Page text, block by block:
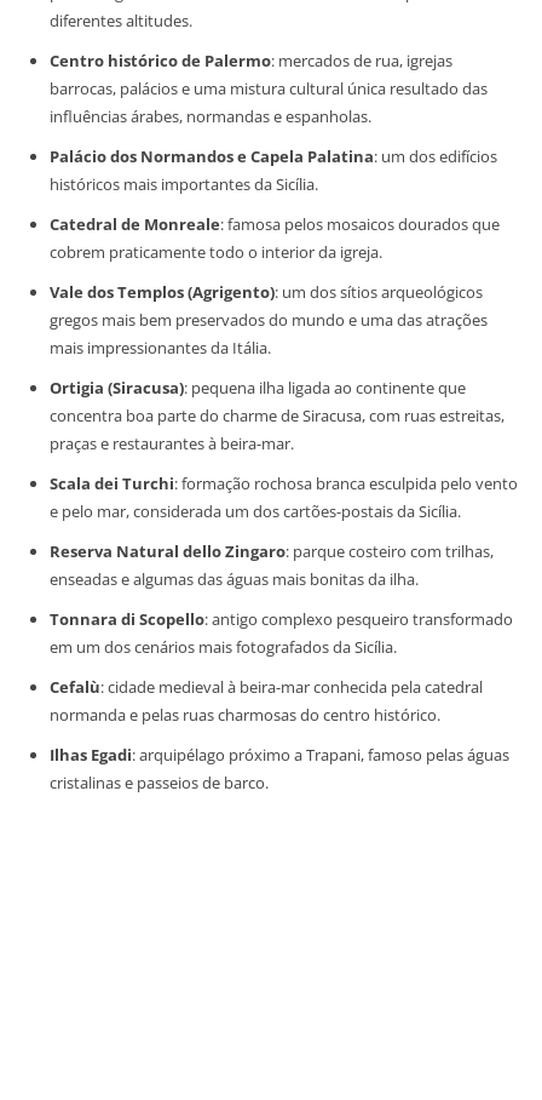
diferentes altitudes.
Centro histórico de Palermo: mercados de rua, igrejas
barrocas, palácios e uma mistura cultural única resultado das
influências árabes, normandas e espanholas.
Palácio dos Normandos e Capela Palatina: um dos edifícios
históricos mais importantes da Sicília.
Catedral de Monreale: famosa pelos mosaicos dourados que
cobrem praticamente todo o interior da igreja.
Vale dos Templos (Agrigento): um dos sítios arqueológicos
gregos mais bem preservados do mundo e uma das atrações
mais impressionantes da Itália.
Ortigia (Siracusa): pequena ilha ligada ao continente que
concentra boa parte do charme de Siracusa, com ruas estreitas,
praças e restaurantes à beira-mar.
Scala dei Turchi: formação rochosa branca esculpida pelo vento
e pelo mar, considerada um dos cartões-postais da Sicília.
Reserva Natural dello Zingaro: parque costeiro com trilhas,
enseadas e algumas das águas mais bonitas da ilha.
Tonnara di Scopello: antigo complexo pesqueiro transformado
em um dos cenários mais fotografados da Sicília.
Cefalù: cidade medieval à beira-mar conhecida pela catedral
normanda e pelas ruas charmosas do centro histórico.
Ilhas Egadi: arquipélago próximo a Trapani, famoso pelas águas
cristalinas e passeios de barco.